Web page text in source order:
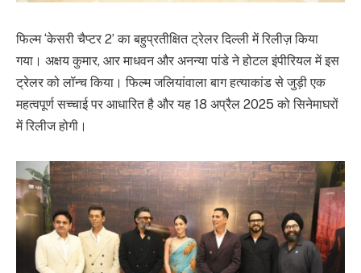
फिल्म ‘केसरी चैप्टर 2’ का बहुप्रतीक्षित ट्रेलर दिल्ली में रिलीज़ किया
गया। अक्षय कुमार, आर माधवन और अनन्या पांडे ने होटल इंपीरियल में इस
ट्रेलर को लॉन्च किया। फिल्म जलियांवाला बाग हत्याकांड से जुड़ी एक
महत्वपूर्ण सच्चाई पर आधारित है और यह 18 अप्रैल 2025 को सिनेमाघरों
में रिलीज होगी।